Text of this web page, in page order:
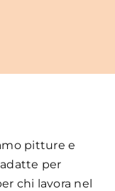
pitture e
per
chi lavora nel